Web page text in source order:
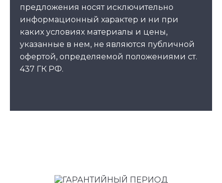
предложения носят исключительно
информационный характер и ни при
каких условиях материалы и цены,
указанные в нем, не являются публичной
офертой, определяемой положениями ст.
437 ГК РФ.